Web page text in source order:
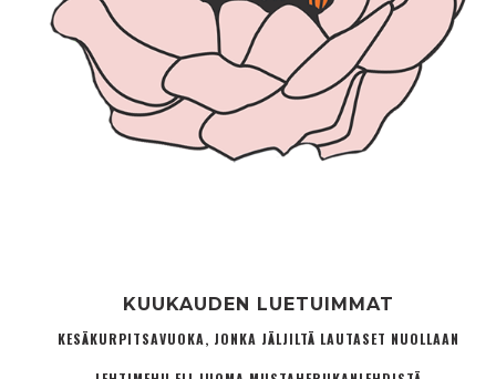
KUUKAUDEN LUETUIMMAT
KESÄKURPITSAVUOKA, JONKA JÄLJILTÄ LAUTASET NUOLLAAN